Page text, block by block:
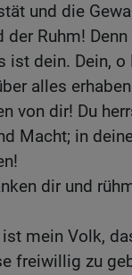
und die
Ruhm!
dein. Dein, o
alles
von dir! Du
Macht; in
dir und
mein Volk,
freiwillig zu